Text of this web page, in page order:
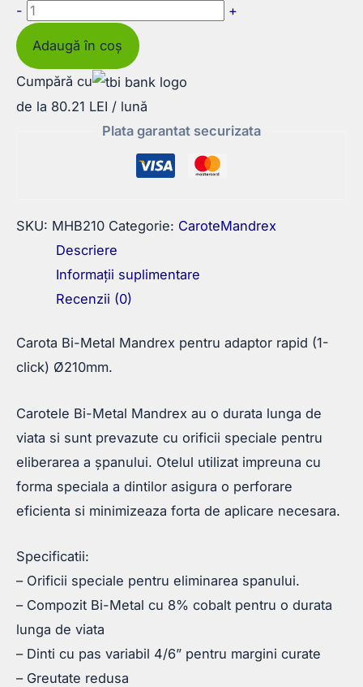
- Cantitate
Metal
Mandrex
click)
Ø210mm
+
Adaugă în coș
Cumpără cu
de la 80.21 LEI / lună
Plata garantat securizata
SKU: MHB210 Categorie: CaroteMandrex
Descriere
Informații suplimentare
Recenzii (0)
Carota Bi-Metal Mandrex pentru adaptor rapid (1-
click) Ø210mm.
Carotele Bi-Metal Mandrex au o durata lunga de
viata si sunt prevazute cu orificii speciale pentru
eliberarea a şpanului. Otelul utilizat impreuna cu
forma speciala a dintilor asigura o perforare
eficienta si minimizeaza forta de aplicare necesara.
Specificatii:
– Orificii speciale pentru eliminarea spanului.
– Compozit Bi-Metal cu 8% cobalt pentru o durata
lunga de viata
– Dinti cu pas variabil 4/6” pentru margini curate
– Greutate redusa